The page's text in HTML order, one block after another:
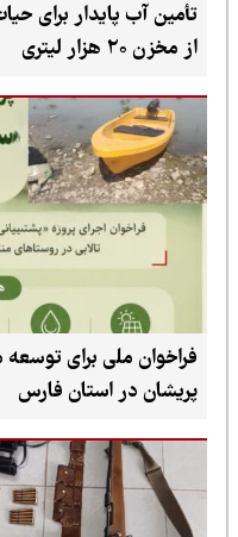
تأمین آب پایدار برای
از مخزن ۲۰ هزار لیتری
فراخوان ملی برای توسعه
پریشان در استان فارس